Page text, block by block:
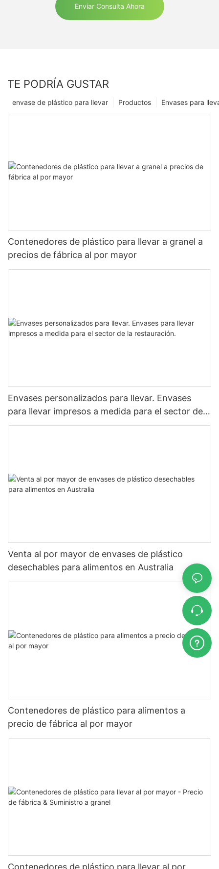
Enviar Consulta Ahora
TE PODRÍA GUSTAR
Envases para
Productos
envase de plástico para llevar
Contenedores de plástico para llevar a granel a
precios de fábrica al por mayor
Envases personalizados para llevar. Envases
para llevar impresos a medida para el sector de
la restauración.
Venta al por mayor de envases de plástico
desechables para alimentos en Australia
Contenedores de plástico para alimentos a
precio de fábrica al por mayor
Contenedores de plástico para llevar al por